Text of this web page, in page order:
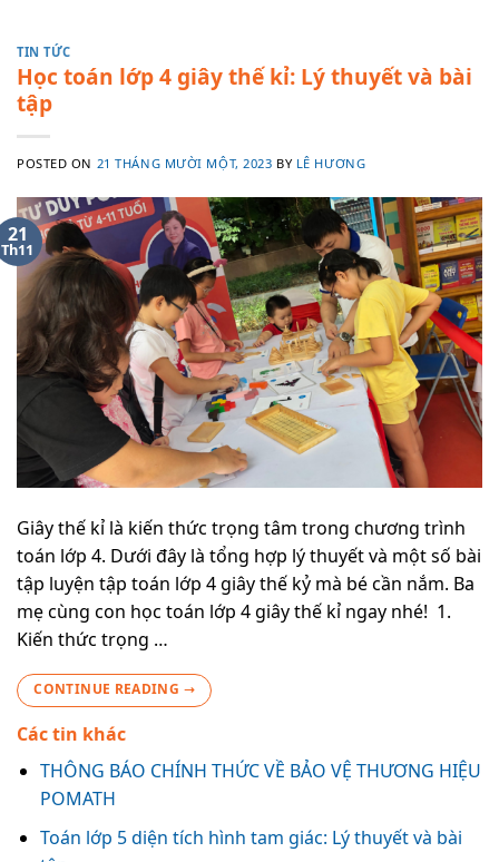
TIN TỨC
Học toán lớp 4 giây thế kỉ: Lý thuyết và bài
tập
POSTED ON 21 THÁNG MƯỜI MỘT, 2023 BY LÊ HƯƠNG
21
Th11
Giây thế kỉ là kiến thức trọng tâm trong chương trình
toán lớp 4. Dưới đây là tổng hợp lý thuyết và một số bài
tập luyện tập toán lớp 4 giây thế kỷ mà bé cần nắm. Ba
mẹ cùng con học toán lớp 4 giây thế kỉ ngay nhé! 1.
Kiến thức trọng …
CONTINUE READING →
Các tin khác
THÔNG BÁO CHÍNH THỨC VỀ BẢO VỆ THƯƠNG HIỆU
POMATH
Toán lớp 5 diện tích hình tam giác: Lý thuyết và bài